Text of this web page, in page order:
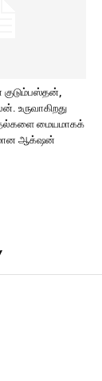
உருவாகிறது
மையமாகக்
ஆக்‌ஷன்